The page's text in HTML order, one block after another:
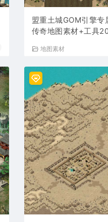
盟重土城GOM引擎专
传奇地图素材+工具
地图素材